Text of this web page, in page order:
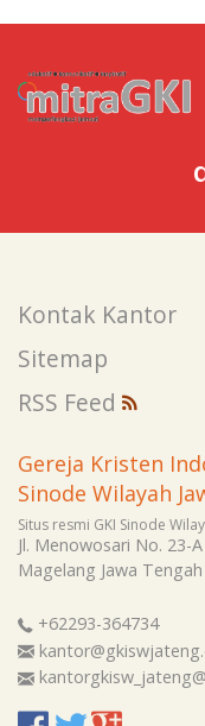
Kontak Kantor
Sitemap
RSS Feed
Gereja Kristen
Sinode Wilayah
Situs resmi GKI Sinode
Jl. Menowosari No. 23-A
Magelang Jawa Tengah
+62293-364734